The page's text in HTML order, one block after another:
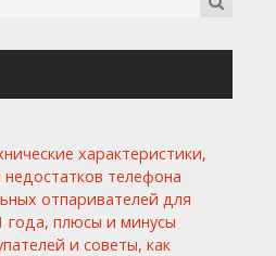
характеристики,
телефона
отпаривателей для
года, плюсы и минусы
и советы, как